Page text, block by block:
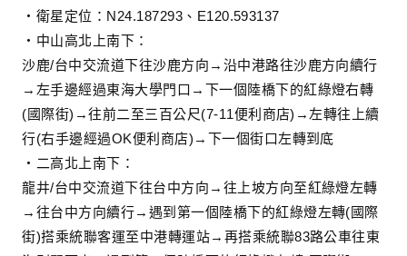
‧衛星定位：N24.187293、E120.593137
‧中山高北上南下：
沙鹿/台中交流道下往沙鹿方向→沿中港路往沙鹿方向續行
→左手邊經過東海大學門口→下一個陸橋下的紅綠燈右轉
(國際街)→往前二至三百公尺(7-11便利商店)→左轉往上續
行(右手邊經過OK便利商店)→下一個街口左轉到底
‧二高北上南下：
龍井/台中交流道下往台中方向→往上坡方向至紅綠燈左轉
→往台中方向續行→遇到第一個陸橋下的紅綠燈左轉(國際
街)搭乘統聯客運至中港轉運站→再搭乘統聯83路公車往東